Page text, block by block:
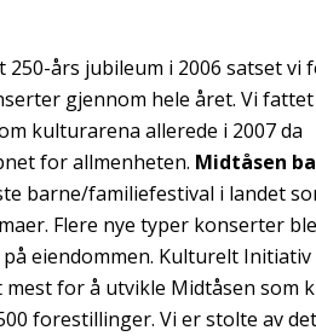
250-års jubileum i 2006 satset vi
gjennom hele året. Vi
kulturarena allerede i 2007 da
for allmenheten. Midtåsen
barne/familiefestival i landet
Flere nye typer konserter
eiendommen. Kulturelt Initiativ
for å utvikle Midtåsen som
forestillinger. Vi er stolte av